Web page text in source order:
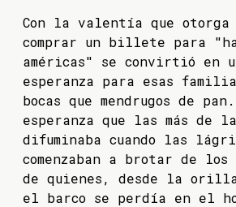
Con la valentía que
comprar un billete para
américas" se convirtió en
esperanza para esas
bocas que mendrugos de
esperanza que las más de
difuminaba cuando las
comenzaban a brotar de
de quienes, desde la
el barco se perdía en el